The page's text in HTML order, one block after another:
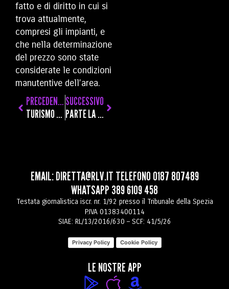
fatto e di diritto in cui si
trova attualmente,
compresi gli impianti, e
che nella determinazione
del prezzo sono state
considerate le condizioni
manutentive dell’area.
PRECEDENTE
TURISMO E RISTORAZIONE, MANCANO LAVORATORI: SI RINNOVA L’ACCORDO TRA CONFARTIGIANATO E CIOFS
SUCCESSIVO
PARTE LA RIVOLUZIONE DEI ROBOT NEI CANTIERI NAVALI, I SINDACATI: “MA NON A SCAPITO DEL LAVORO UMANO”
EMAIL:DIRETTA@RLV.IT TELEFONO 0187 807489
WHATSAPP 389 6109 458
Testata giornalistica iscr. nr. 1/92 presso il Tribunale della Spezia
P.IVA 01383400114
SIAE: RL/13/2016/630 – SCF: 41/5/26
Privacy Policy Cookie Policy
LE NOSTRE APP